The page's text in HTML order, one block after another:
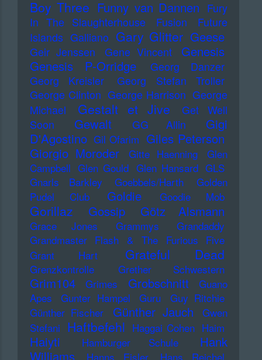
Boy Three Funny van Dannen Fury
In The Slaughterhouse
Fusion
Future
Islands Galliano Gary Glitter Geese
Geir Jenssen Gene Vincent
Genesis
Genesis P-Orridge
Georg Danzer
Georg Kreisler
Georg Stefan Troller
George Clinton George Harrison George
Michael
Gestalt et Jive
Get Well
Soon
Gewalt GG Allin
Gigi
D'Agostino Gil Ofarim Giles Peterson
Giorgio Moroder
Gitte Haenning
Glen
Campbell Glen Gould Glen Hansard GLS
Gnarls Barkley
Goebbels/Harth
Golden
Pudel Club
Goldie Goodie Mob
Gorillaz Gossip Götz Alsmann
Grace Jones Grammys
Grandaddy
Grandmaster Flash & The Furious Five
Grant Hart
Grateful Dead
Grenzkontrolle Grether Schwestern
Grim104 Grimes Grobschnitt
Guano
Apes
Gunter Hampel Guru
Guy Ritchie
Günther Fischer
Günther Jauch
Gwen
Stefani Haftbefehl Haggai Cohen Haim
Haiyti Hamburger Schule
Hank
Williams
Hanns Eisler
Hans Reichel